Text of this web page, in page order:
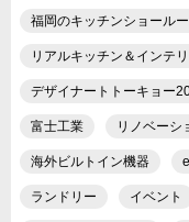
福岡のキッチンショール
リアルキッチン＆インテ
デザイナートトーキョー
富士工業 リノベーシ
海外ビルトイン機器
ランドリー イベント